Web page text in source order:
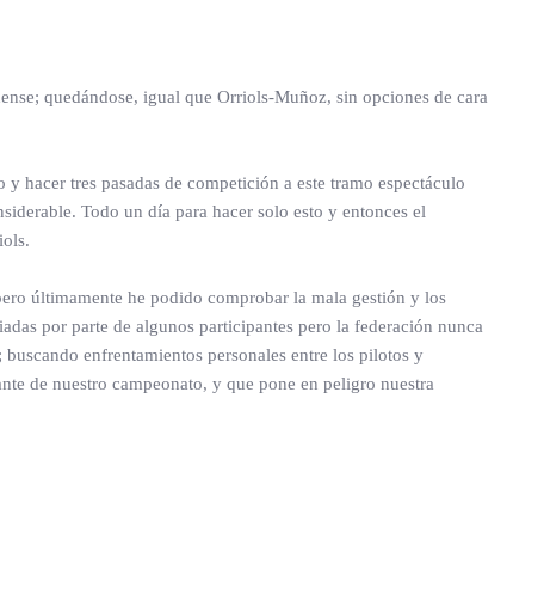
quedándose, igual que Orriols-Muñoz, sin opciones de cara
hacer tres pasadas de competición a este tramo espectáculo
Todo un día para hacer solo esto y entonces el
últimamente he podido comprobar la mala gestión y los
por parte de algunos participantes pero la federación nunca
enfrentamientos personales entre los pilotos y
de nuestro campeonato, y que pone en peligro nuestra